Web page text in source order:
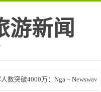
游新闻
数突破4000万：Nga – Newswav